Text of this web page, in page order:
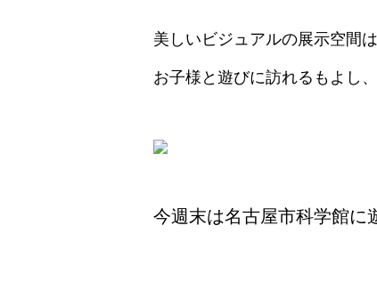
美しいビジュアルの展示空間
お子様と遊びに訪れるもよし
今週末は名古屋市科学館に